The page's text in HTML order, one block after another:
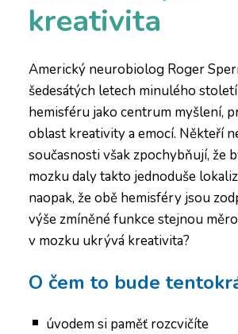
kreativita
Americký neurobiolog Roger
šedesátých letech minulého
hemisféru jako centrum myšlení,
oblast kreativity a emocí. Někteří
současnosti však zpochybňují, že
mozku daly takto jednoduše
naopak, že obě hemisféry jsou
výše zmíněné funkce stejnou
v mozku ukrývá kreativita?
O čem to bude
úvodem si paměť rozcvičíte